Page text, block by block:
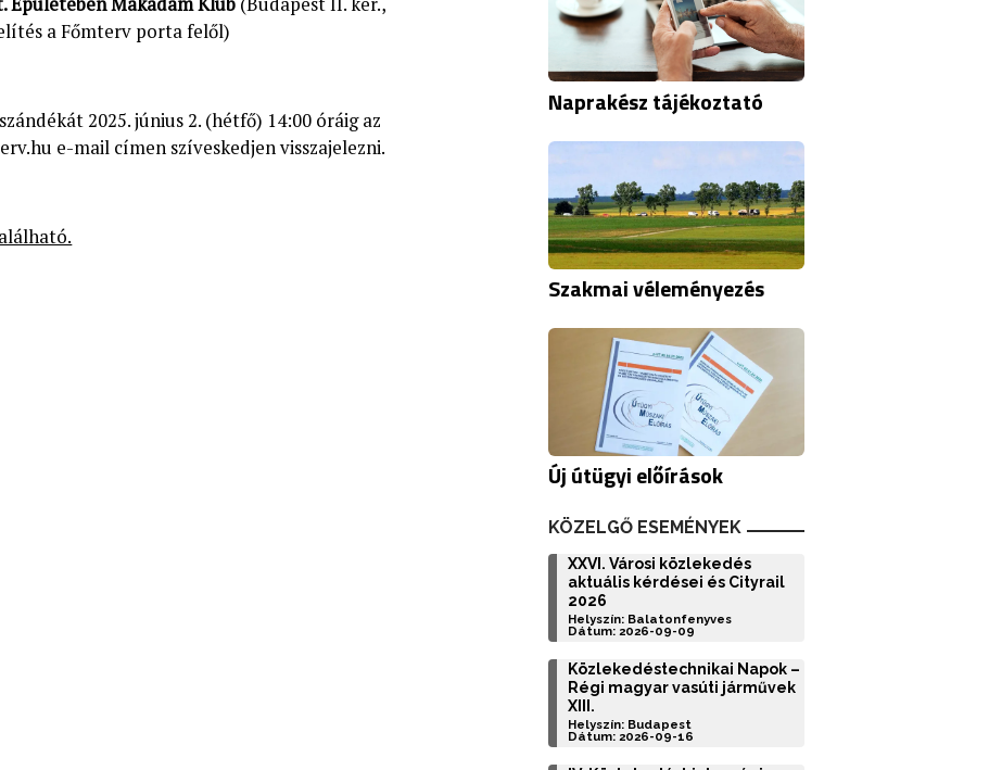
a Főmterv porta felől)
2025. június 2. (hétfő) 14:00 óráig az
e-mail címen szíveskedjen visszajelezni.
Naprakész tájékoztató
Szakmai véleményezés
Új útügyi előírások
KÖZELGŐ ESEMÉNYEK
XXVI. Városi közlekedés
aktuális kérdései és Cityrail
2026
Helyszín: Balatonfenyves
Dátum: 2026-09-09
Közlekedéstechnikai Napok –
Régi magyar vasúti járművek
XIII.
Helyszín: Budapest
Dátum: 2026-09-16